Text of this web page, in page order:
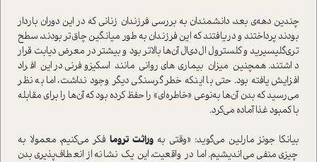
چندین دهه‌ی بعد، دانشمندان به بررسی فرزندان زنانی که در این دوران باردار
بودند پرداختند و دریافتند که این فرزندان به طور میانگین چاق‌تر بودند، سطح
تری‌گلیسیرید و کلسترول ال‌دی‌ال آن‌ها بالاتر بود و بیشتر در معرض دیابت قرار
داشتند. همچنین میزان بیماری‌های روانی مانند اسکیزوفرنی در این افراد
افزایش یافته بود. حتی با اینکه خطر گرسنگی دیگر وجود نداشت، اما به نظر
می‌رسید که بدن آن‌ها به‌نوعی «خاطره‌ای» را حفظ کرده بود که آن‌ها را برای مقابله
با کمبود غذا آماده می‌کرد.
بیانکا جونز مارلین می‌گوید: «وقتی بهوراثت تروما فکر می‌کنیم، معمولا به
چیزی منفی می‌اندیشیم. اما در واقعیت، این یک نشانه از انعطاف‌پذیری بدن